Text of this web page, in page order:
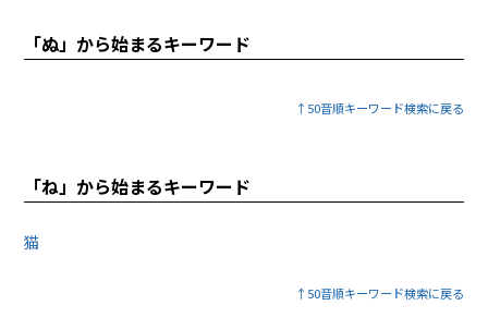
「ぬ」から始まるキーワード
↑50音順キーワード検索に戻る
「ね」から始まるキーワード
猫
↑50音順キーワード検索に戻る